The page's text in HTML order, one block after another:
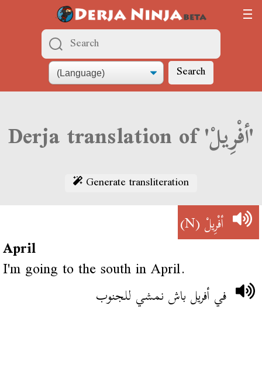
Search
Derja translation of 'أفْرِيلْ'
Generate transliteration
أفْرِيلْ(N)
April
I'm going to the south in April.
في أفريل باش نمشي للجنوب